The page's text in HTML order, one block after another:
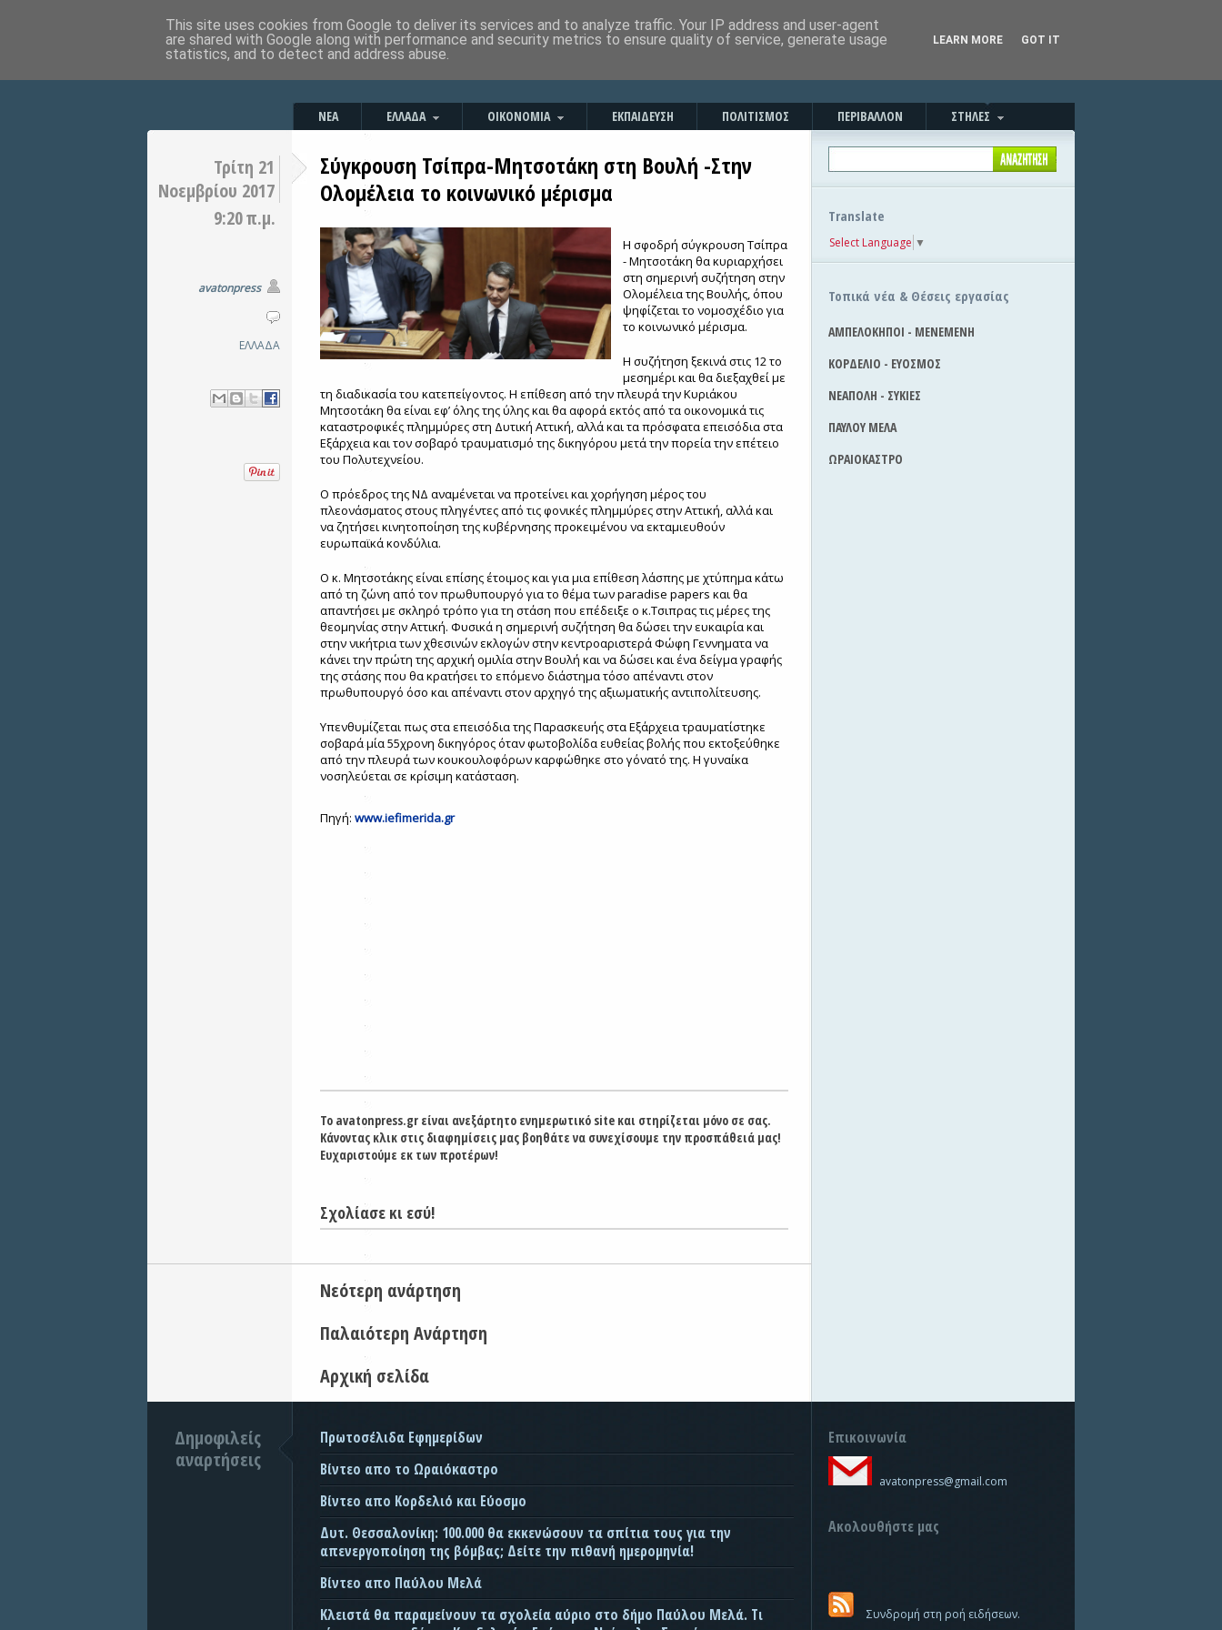
ΝΕΑ ΕΛΛΑΔΑ ΟΙΚΟΝΟΜΙΑ ΕΚΠΑΙΔΕΥΣΗ ΠΟΛΙΤΙΣΜΟΣ ΠΕΡΙΒΑΛΛΟΝ ΣΤΗΛΕΣ
Τρίτη 21
Νοεμβρίου 2017
9:20 π.μ.
avatonpress
ΕΛΛΑΔΑ
Σύγκρουση Τσίπρα-Μητσοτάκη στη Βουλή -Στην
Ολομέλεια το κοινωνικό μέρισμα
Η σφοδρή σύγκρουση Τσίπρα
- Μητσοτάκη θα κυριαρχήσει
στη σημερινή συζήτηση στην
Ολομέλεια της Βουλής, όπου
ψηφίζεται το νομοσχέδιο για
το κοινωνικό μέρισμα.
Η συζήτηση ξεκινά στις 12 το
μεσημέρι και θα διεξαχθεί με
τη διαδικασία του κατεπείγοντος. Η επίθεση από την πλευρά την Κυριάκου
Μητσοτάκη θα είναι εφ’ όλης της ύλης και θα αφορά εκτός από τα οικονομικά τις
καταστροφικές πλημμύρες στη Δυτική Αττική, αλλά και τα πρόσφατα επεισόδια στα
Εξάρχεια και τον σοβαρό τραυματισμό της δικηγόρου μετά την πορεία την επέτειο
του Πολυτεχνείου.
Ο πρόεδρος της ΝΔ αναμένεται να προτείνει και χορήγηση μέρος του
πλεονάσματος στους πληγέντες από τις φονικές πλημμύρες στην Αττική, αλλά και
να ζητήσει κινητοποίηση της κυβέρνησης προκειμένου να εκταμιευθούν
ευρωπαϊκά κονδύλια.
Ο κ. Μητσοτάκης είναι επίσης έτοιμος και για μια επίθεση λάσπης με χτύπημα κάτω
από τη ζώνη από τον πρωθυπουργό για το θέμα των paradise papers και θα
απαντήσει με σκληρό τρόπο για τη στάση που επέδειξε ο κ.Τσιπρας τις μέρες της
θεομηνίας στην Αττική. Φυσικά η σημερινή συζήτηση θα δώσει την ευκαιρία και
στην νικήτρια των χθεσινών εκλογών στην κεντροαριστερά Φώφη Γεννηματα να
κάνει την πρώτη της αρχική ομιλία στην Βουλή και να δώσει και ένα δείγμα γραφής
της στάσης που θα κρατήσει το επόμενο διάστημα τόσο απέναντι στον
πρωθυπουργό όσο και απέναντι στον αρχηγό της αξιωματικής αντιπολίτευσης.
Υπενθυμίζεται πως στα επεισόδια της Παρασκευής στα Εξάρχεια τραυματίστηκε
σοβαρά μία 55χρονη δικηγόρος όταν φωτοβολίδα ευθείας βολής που εκτοξεύθηκε
από την πλευρά των κουκουλοφόρων καρφώθηκε στο γόνατό της. Η γυναίκα
νοσηλεύεται σε κρίσιμη κατάσταση.
Πηγή: www.iefimerida.gr
Το avatonpress.gr είναι ανεξάρτητο ενημερωτικό site και στηρίζεται μόνο σε σας.
Κάνοντας κλικ στις διαφημίσεις μας βοηθάτε να συνεχίσουμε την προσπάθειά μας!
Ευχαριστούμε εκ των προτέρων!
Σχολίασε κι εσύ!
Νεότερη ανάρτηση
Παλαιότερη Ανάρτηση
Αρχική σελίδα
Translate
Select Language ▼
Τοπικά νέα & Θέσεις εργασίας
ΑΜΠΕΛΟΚΗΠΟΙ - ΜΕΝΕΜΕΝΗ
ΚΟΡΔΕΛΙΟ - ΕΥΟΣΜΟΣ
ΝΕΑΠΟΛΗ - ΣΥΚΙΕΣ
ΠΑΥΛΟΥ ΜΕΛΑ
ΩΡΑΙΟΚΑΣΤΡΟ
Δημοφιλείς
αναρτήσεις
Πρωτοσέλιδα Εφημερίδων
Βίντεο απο το Ωραιόκαστρο
Βίντεο απο Κορδελιό και Εύοσμο
Δυτ. Θεσσαλονίκη: 100.000 θα εκκενώσουν τα σπίτια τους για την
απενεργοποίηση της βόμβας; Δείτε την πιθανή ημερομηνία!
Βίντεο απο Παύλου Μελά
Κλειστά θα παραμείνουν τα σχολεία αύριο στο δήμο Παύλου Μελά. Τι
Επικοινωνία
avatonpress@gmail.com
Ακολουθήστε μας
Συνδρομή στη ροή ειδήσεων.
This site uses cookies from Google to deliver its services and to analyze traffic. Your IP address and user-agent
are shared with Google along with performance and security metrics to ensure quality of service, generate usage
statistics, and to detect and address abuse.
LEARN MORE GOT IT